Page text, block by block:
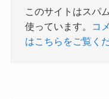
このサイトはスパ
使っています。
コ
はこちらをご覧く